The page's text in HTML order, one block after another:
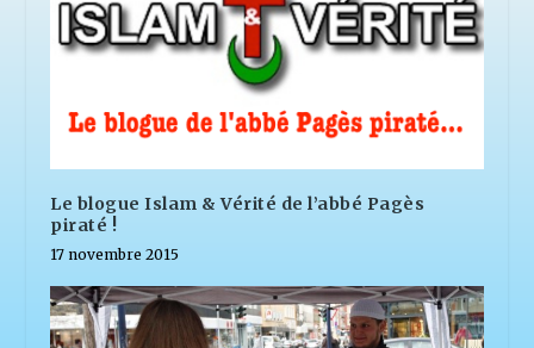
Le blogue Islam & Vérité de l’abbé Pagès
piraté !
17 novembre 2015